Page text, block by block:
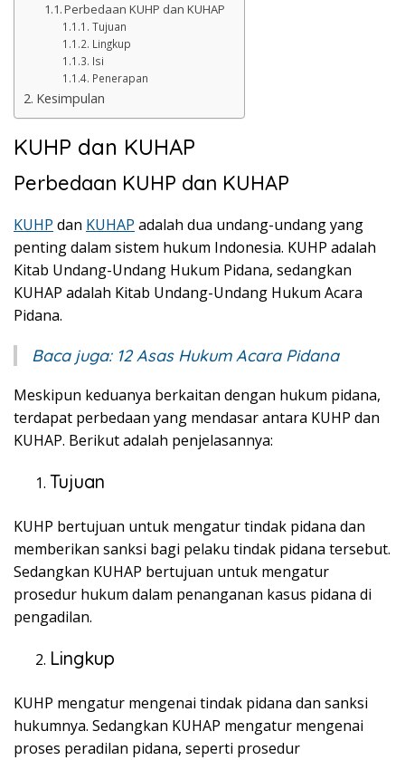
Perbedaan KUHP dan KUHAP
Tujuan
Lingkup
Isi
Penerapan
Kesimpulan
KUHP dan KUHAP
Perbedaan KUHP dan KUHAP
KUHP dan KUHAP adalah dua undang-undang yang
penting dalam sistem hukum Indonesia. KUHP adalah
Kitab Undang-Undang Hukum Pidana, sedangkan
KUHAP adalah Kitab Undang-Undang Hukum Acara
Pidana.
Baca juga: 12 Asas Hukum Acara Pidana
Meskipun keduanya berkaitan dengan hukum pidana,
terdapat perbedaan yang mendasar antara KUHP dan
KUHAP. Berikut adalah penjelasannya:
Tujuan
KUHP bertujuan untuk mengatur tindak pidana dan
memberikan sanksi bagi pelaku tindak pidana tersebut.
Sedangkan KUHAP bertujuan untuk mengatur
prosedur hukum dalam penanganan kasus pidana di
pengadilan.
Lingkup
KUHP mengatur mengenai tindak pidana dan sanksi
hukumnya. Sedangkan KUHAP mengatur mengenai
proses peradilan pidana, seperti prosedur